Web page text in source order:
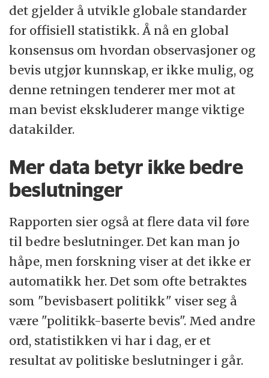
det gjelder å utvikle globale standarder
for offisiell statistikk. Å nå en global
konsensus om hvordan observasjoner og
bevis utgjør kunnskap, er ikke mulig, og
denne retningen tenderer mer mot at
man bevist ekskluderer mange viktige
datakilder.
Mer data betyr ikke bedre
beslutninger
Rapporten sier også at flere data vil føre
til bedre beslutninger. Det kan man jo
håpe, men forskning viser at det ikke er
automatikk her. Det som ofte betraktes
som "bevisbasert politikk" viser seg å
være "politikk-baserte bevis". Med andre
ord, statistikken vi har i dag, er et
resultat av politiske beslutninger i går.